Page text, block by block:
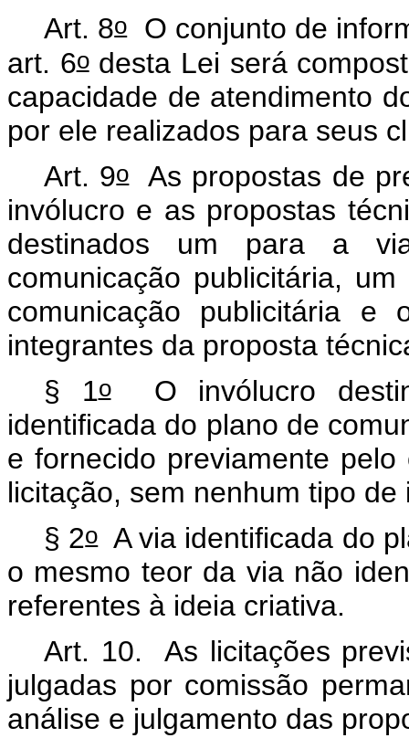
Art. 8oO conjunto de
art. 6odesta Lei será
capacidade de atendimento
por ele realizados para seus
Art. 9oAs propostas de
invólucro e as propostas
destinados um para a
comunicação publicitária,
comunicação publicitária e
integrantes da proposta
§ 1oO invólucro
identificada do plano de
e fornecido previamente
licitação, sem nenhum tipo de
§ 2oA via identificada do
o mesmo teor da via não
referentes à ideia criativa.
Art. 10. As licitações
julgadas por comissão
análise e julgamento das